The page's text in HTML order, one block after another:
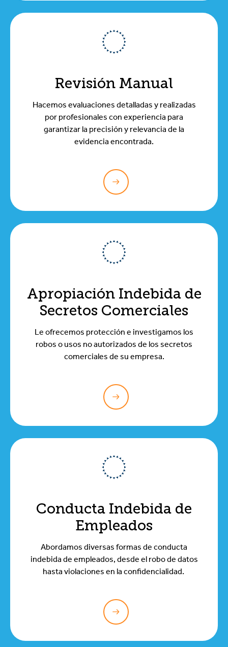
Revisión Manual
Hacemos evaluaciones detalladas y realizadas
por profesionales con experiencia para
garantizar la precisión y relevancia de la
evidencia encontrada.
Apropiación Indebida de
Secretos Comerciales
Le ofrecemos protección e investigamos los
robos o usos no autorizados de los secretos
comerciales de su empresa.
Conducta Indebida de
Empleados
Abordamos diversas formas de conducta
indebida de empleados, desde el robo de datos
hasta violaciones en la confidencialidad.